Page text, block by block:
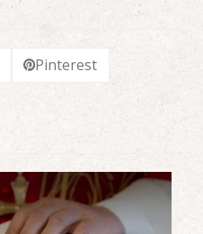
Pinterest